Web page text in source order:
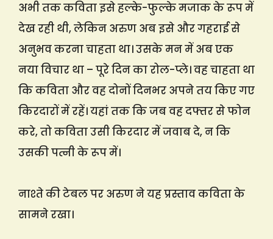
अभी तक कविता इसे हल्के-फुल्के मजाक के रूप में
देख रही थी, लेकिन अरुण अब इसे और गहराई से
अनुभव करना चाहता था। उसके मन में अब एक
नया विचार था – पूरे दिन का रोल-प्ले। वह चाहता था
कि कविता और वह दोनों दिनभर अपने तय किए गए
किरदारों में रहें। यहां तक कि जब वह दफ्तर से फोन
करे, तो कविता उसी किरदार में जवाब दे, न कि
उसकी पत्नी के रूप में।
नाश्ते की टेबल पर अरुण ने यह प्रस्ताव कविता के
सामने रखा।